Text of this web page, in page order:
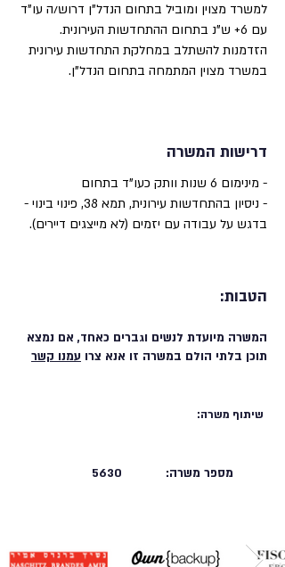
למשרד מצוין ומוביל בתחום הנדל"ן דרוש/ה עו"ד
עם 6+ ש"נ בתחום ההתחדשות העירונית.
הזדמנות להשתלב במחלקת התחדשות עירונית
במשרד מצוין המתמחה בתחום הנדל"ן.
דרישות המשרה
- מינימום 6 שנות וותק כעו"ד בתחום
- ניסיון בהתחדשות עירונית, תמא 38, פינוי בינוי -
בדגש על עבודה עם יזמים (לא מייצגים דיירים).
הטבות:
המשרה מיועדת לנשים וגברים כאחד, אם נמצא
תוכן בלתי הולם במשרה זו אנא צרו עמנו קשר
שיתוף משרה:
5630 מספר משרה: